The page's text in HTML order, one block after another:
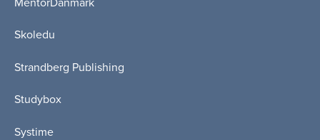
Skoledu
Strandberg Publishing
Studybox
Systime